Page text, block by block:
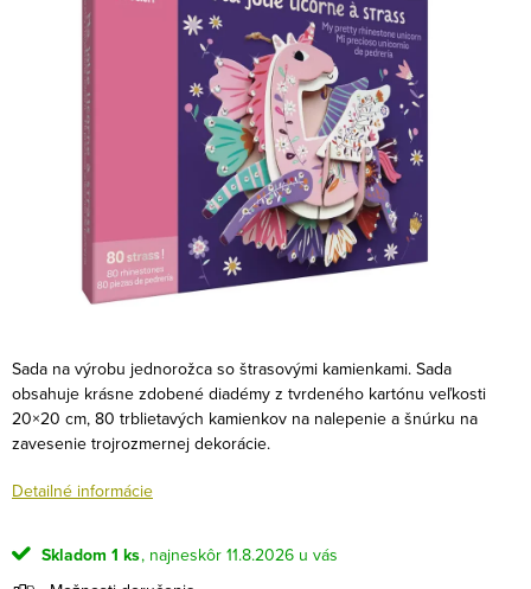
Sada na výrobu jednorožca so štrasovými kamienkami. Sada
obsahuje krásne zdobené diadémy z tvrdeného kartónu veľkosti
20×20 cm, 80 trblietavých kamienkov na nalepenie a šnúrku na
zavesenie trojrozmernej dekorácie.
Detailné informácie
Skladom 1 ks
11.8.2026